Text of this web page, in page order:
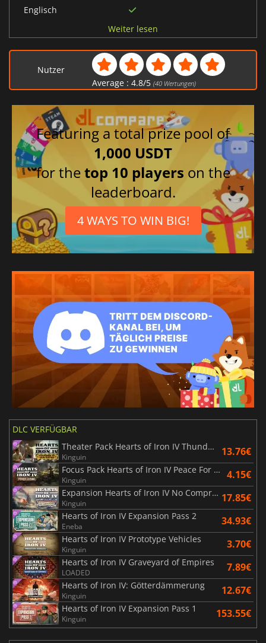
Englisch
Brasilianisches
Portugiesisch
Spanisch
Russisch
Weiter lesen
Nutzer
Average : 4.8/5 (40Wertungen)
Featuring a total prize pool of
1,000 USDT
for thetop 10 players on the
leaderboard.
4 WAYS TO WIN BIG!
DLC VERFÜGBAR
Theater Pack Hearts of Iron IV Thunder at our Gates
Kinguin 13.76€
Focus Pack Hearts of Iron IV Peace For Our Time
Kinguin 4.15€
Expansion Hearts of Iron IV No Compromise, No Surrender
Kinguin 17.85€
Hearts of Iron IV Expansion Pass 2
Eneba 34.93€
Hearts of Iron IV Prototype Vehicles
Kinguin 3.70€
Hearts of Iron IV Graveyard of Empires
LOADED 7.89€
Hearts of Iron IV: Götterdämmerung
Kinguin 12.67€
Hearts of Iron IV Expansion Pass 1
Kinguin 153.55€